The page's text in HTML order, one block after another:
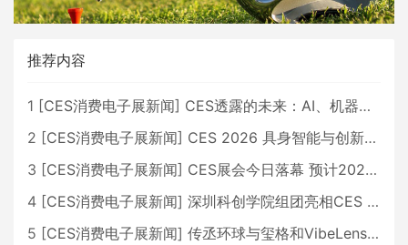
推荐内容
1 [CES消费电子展新闻] CES透露的未来：AI、机器人与智能生活大爆发
2 [CES消费电子展新闻] CES 2026 具身智能与创新领域 中国公司大放异彩
3 [CES消费电子展新闻] CES展会今日落幕 预计2026行业收入将超五千亿美元
4 [CES消费电子展新闻] 深圳科创学院组团亮相CES 广受好评
5 [CES消费电子展新闻] 传丞环球与玺格和VibeLens共同推出全新耳机